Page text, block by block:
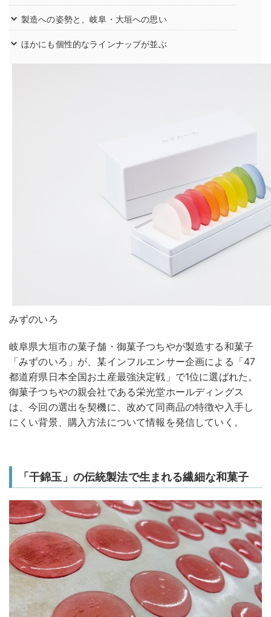
製造への姿勢と、岐阜・大垣への思い
ほかにも個性的なラインナップが並ぶ
みずのいろ
岐阜県大垣市の菓子舗・御菓子つちやが製造する和菓子
「みずのいろ」が、某インフルエンサー企画による「47
都道府県日本全国お土産最強決定戦」で1位に選ばれた。
御菓子つちやの親会社である栄光堂ホールディングス
は、今回の選出を契機に、改めて同商品の特徴や入手し
にくい背景、購入方法について情報を発信していく。
「干錦玉」の伝統製法で生まれる繊細な和菓子